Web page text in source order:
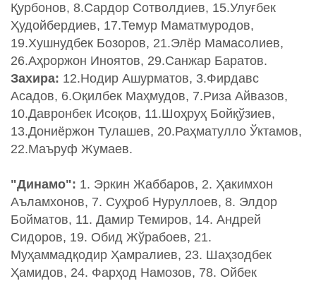
Қурбонов, 8.Сардор Сотволдиев, 15.Улуғбек
Ҳудойбердиев, 17.Темур Маматмуродов,
19.Хушнудбек Бозоров, 21.Элёр Мамасолиев,
26.Аҳроржон Иноятов, 29.Санжар Баратов.
Захира: 12.Нодир Ашурматов, 3.Фирдавс
Асадов, 6.Оқилбек Маҳмудов, 7.Риза Айвазов,
10.Давронбек Исоқов, 11.Шоҳруҳ Бойқўзиев,
13.Дониёржон Тулашев, 20.Раҳматулло Ўктамов,
22.Маъруф Жумаев.
"Динамо": 1. Эркин Жаббаров, 2. Ҳакимхон
Аъламхонов, 7. Суҳроб Нуруллоев, 8. Элдор
Бойматов, 11. Дамир Темиров, 14. Андрей
Сидоров, 19. Обид Жўрабоев, 21.
Муҳаммадқодир Ҳамралиев, 23. Шаҳзодбек
Ҳамидов, 24. Фарҳод Намозов, 78. Ойбек